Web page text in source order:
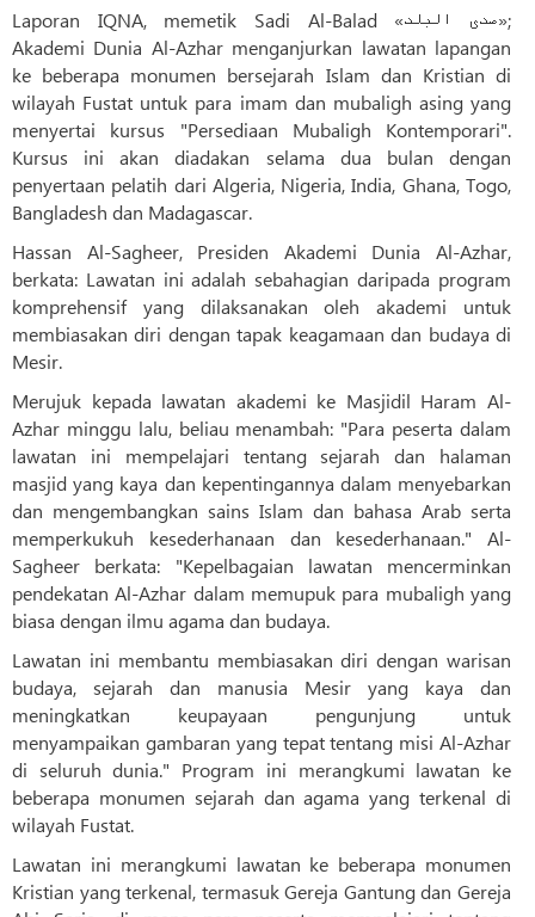
Laporan IQNA, memetik Sadi Al-Balad «صدی البلد»;
Akademi Dunia Al-Azhar menganjurkan lawatan lapangan
ke beberapa monumen bersejarah Islam dan Kristian di
wilayah Fustat untuk para imam dan mubaligh asing yang
menyertai kursus "Persediaan Mubaligh Kontemporari".
Kursus ini akan diadakan selama dua bulan dengan
penyertaan pelatih dari Algeria, Nigeria, India, Ghana, Togo,
Bangladesh dan Madagascar.
Hassan Al-Sagheer, Presiden Akademi Dunia Al-Azhar,
berkata: Lawatan ini adalah sebahagian daripada program
komprehensif yang dilaksanakan oleh akademi untuk
membiasakan diri dengan tapak keagamaan dan budaya di
Mesir.
Merujuk kepada lawatan akademi ke Masjidil Haram Al-
Azhar minggu lalu, beliau menambah: "Para peserta dalam
lawatan ini mempelajari tentang sejarah dan halaman
masjid yang kaya dan kepentingannya dalam menyebarkan
dan mengembangkan sains Islam dan bahasa Arab serta
memperkukuh kesederhanaan dan kesederhanaan." Al-
Sagheer berkata: "Kepelbagaian lawatan mencerminkan
pendekatan Al-Azhar dalam memupuk para mubaligh yang
biasa dengan ilmu agama dan budaya.
Lawatan ini membantu membiasakan diri dengan warisan
budaya, sejarah dan manusia Mesir yang kaya dan
meningkatkan keupayaan pengunjung untuk
menyampaikan gambaran yang tepat tentang misi Al-Azhar
di seluruh dunia." Program ini merangkumi lawatan ke
beberapa monumen sejarah dan agama yang terkenal di
wilayah Fustat.
Lawatan ini merangkumi lawatan ke beberapa monumen
Kristian yang terkenal, termasuk Gereja Gantung dan Gereja